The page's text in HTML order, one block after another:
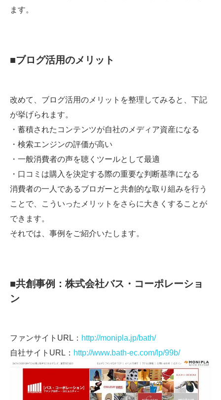
ます。
■ブログ活用のメリット
改めて、ブログ活用のメリットを整理してみると、下記
が挙げられます。
・蓄積されたコンテンツが自社のメディア資産になる
・検索エンジンの評価が高い
・一般消費者の声を聴くツールとして最適
・口コミは購入を決定する際の重要な判断基準になる
消費者の一人であるブロガーと共創的な取り組みを行う
ことで、こういったメリットをさらに大きくすることが
できます。
それでは、事例をご紹介いたします。
■共創事例：株式会社バス・コーポレーショ
ン
ファンサイトURL： http://monipla.jp/bath/
自社サイトURL： http://www.bath-ec.com/lp/99b/